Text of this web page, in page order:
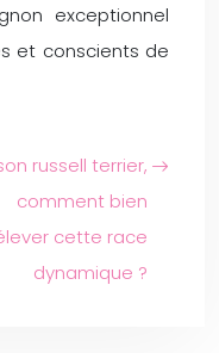
exceptionnel
et conscients de
russell terrier,
comment bien
cette race
dynamique ?